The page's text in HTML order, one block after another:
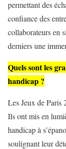
permettant des
confiance des
collaborateurs en
derniers une
Quels sont les
handicap ?
Les Jeux de Paris
Ils ont mis en
handicap à
soulignant leur